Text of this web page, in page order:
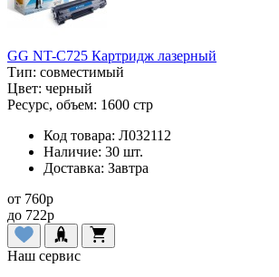
GG NT-C725 Картридж лазерный
Тип: совместимый
Цвет: черный
Ресурс, объем: 1600 стр
Код товара: Л032112
Наличие: 30 шт.
Доставка: Завтра
от 760p
до 722p
Наш сервис